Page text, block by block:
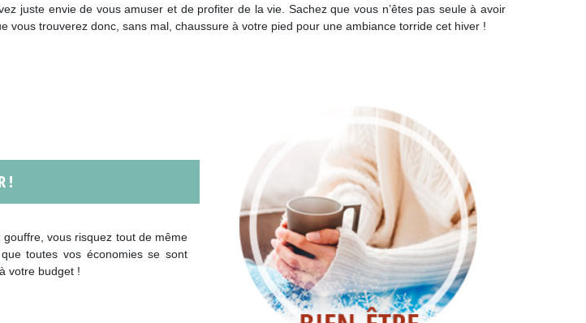
juste envie de vous amuser et de profiter de la vie. Sachez que vous n’êtes pas seule à avoir
vous trouverez donc, sans mal, chaussure à votre pied pour une ambiance torride cet hiver !
!
vous risquez tout de même
toutes vos économies se sont
votre budget !